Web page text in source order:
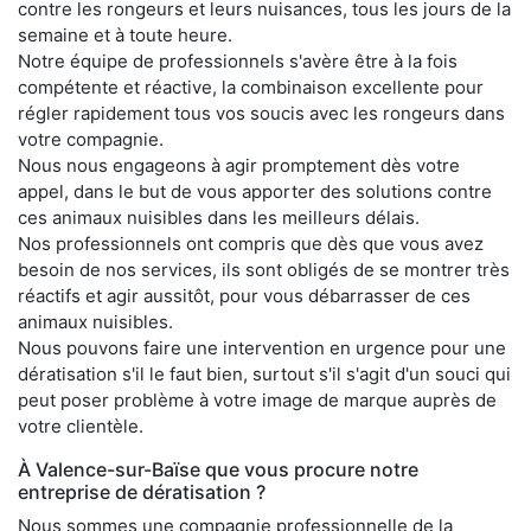
contre les rongeurs et leurs nuisances, tous les jours de la
semaine et à toute heure.
Notre équipe de professionnels s'avère être à la fois
compétente et réactive, la combinaison excellente pour
régler rapidement tous vos soucis avec les rongeurs dans
votre compagnie.
Nous nous engageons à agir promptement dès votre
appel, dans le but de vous apporter des solutions contre
ces animaux nuisibles dans les meilleurs délais.
Nos professionnels ont compris que dès que vous avez
besoin de nos services, ils sont obligés de se montrer très
réactifs et agir aussitôt, pour vous débarrasser de ces
animaux nuisibles.
Nous pouvons faire une intervention en urgence pour une
dératisation s'il le faut bien, surtout s'il s'agit d'un souci qui
peut poser problème à votre image de marque auprès de
votre clientèle.
À Valence-sur-Baïse que vous procure notre
entreprise de dératisation ?
Nous sommes une compagnie professionnelle de la